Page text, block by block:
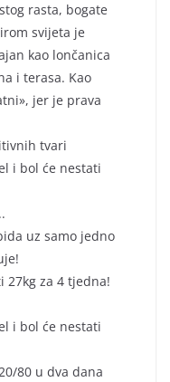
rasta, bogate
svijeta je
kao lončanica
i terasa. Kao
jer je prava
tvari
i bol će nestati
uz samo jedno
27kg za 4 tjedna!
i bol će nestati
80 u dva dana